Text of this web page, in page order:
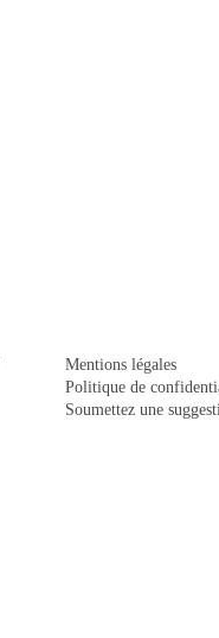
Mentions légales
Politique de
Soumettez une